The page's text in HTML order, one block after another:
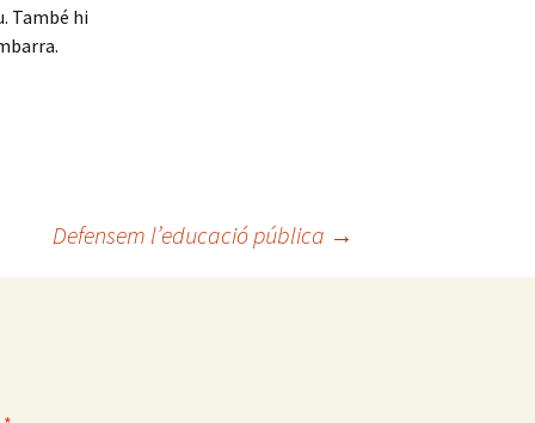
També hi
Defensem l’educació pública →